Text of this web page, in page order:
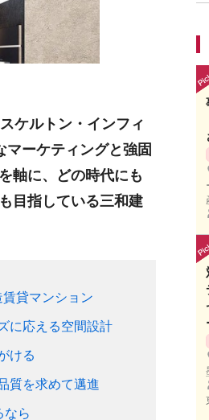
ケルトン・インフィ
ーケティングと強固
軸に、どの時代にも
目指している三和建
貸マンション
に応える空間設計
ける
質を求めて邁進
なら